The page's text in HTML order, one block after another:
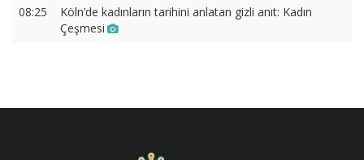
08:25
Köln’de kadınların tarihini anlatan gizli anıt: Kadın
Çeşmesi